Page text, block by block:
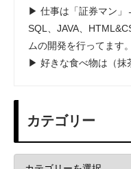
▶ 仕事は「証券マン」
SQL、JAVA、
ムの開発を行ってます。
▶ 好きな食べ物は（抹
カテゴリー